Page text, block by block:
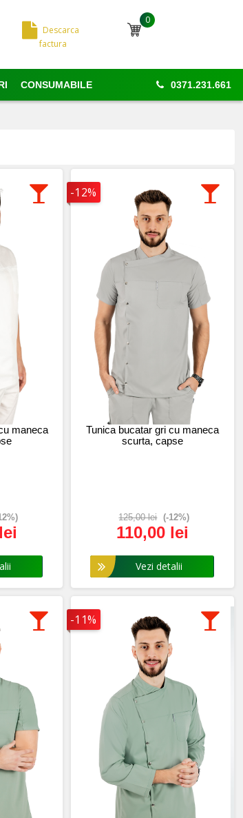
Descarca
factura
0
CONSUMABILE 0371.231.661
maneca
-12%
Tunica bucatar gri cu maneca
scurta, capse
125,00 lei (-12%)
110,00 lei
Vezi detalii
-11%